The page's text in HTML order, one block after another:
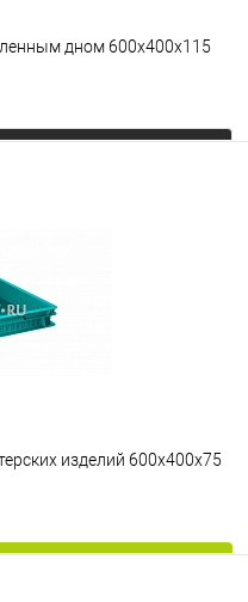
дном 600х400х115
изделий 600х400х75